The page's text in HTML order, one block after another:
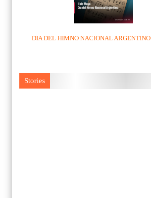
DIA DEL HIMNO NACIONAL ARGENTINO
Stories